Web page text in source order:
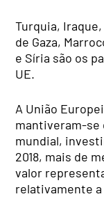
Turquia,
de Gaza,
e Síria são os
UE.
A União
mantiveram-se
mundial,
2018, mais de
valor
relativamente